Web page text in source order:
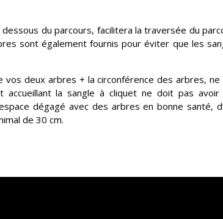
du parcours, facilitera la traversée du
sont également fournis pour éviter que les
vos deux arbres + la circonférence des arbres,
la sangle à cliquet ne doit pas avoir
dégagé avec des arbres en bonne santé,
de 30 cm.